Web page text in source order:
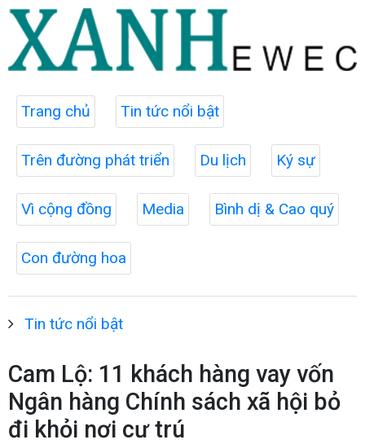
Trang chủ Tin tức nổi bật
Trên đường phát triển Du lịch Ký sự
Vì cộng đồng Media Bình dị & Cao quý
Con đường hoa
Tin tức nổi bật
Cam Lộ: 11 khách hàng vay vốn
Ngân hàng Chính sách xã hội bỏ
đi khỏi nơi cư trú